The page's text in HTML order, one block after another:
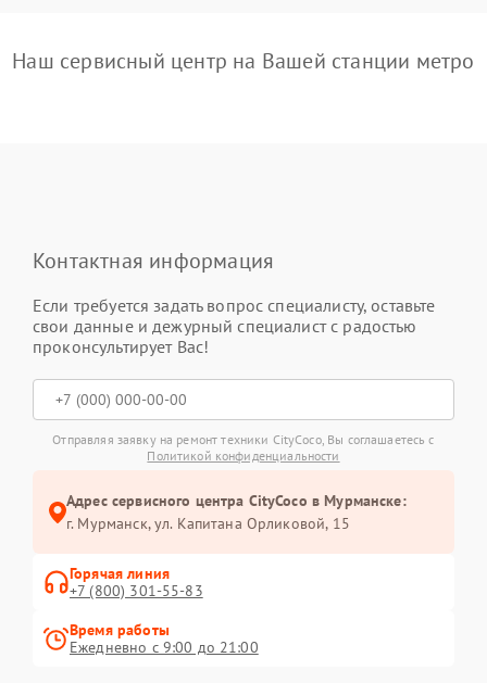
Наш сервисный центр на Вашей станции метро
Контактная информация
Если требуется задать вопрос специалисту, оставьте
свои данные и дежурный специалист с радостью
проконсультирует Вас!
Отправляя заявку на ремонт техники CityCoco, Вы соглашаетесь с
Политикой конфиденциальности
Адрес сервисного центра CityCoco в Мурманске:
г. Мурманск, ул. Капитана Орликовой, 15
Горячая линия
+7 (800) 301-55-83
Время работы
Ежедневно с 9:00 до 21:00